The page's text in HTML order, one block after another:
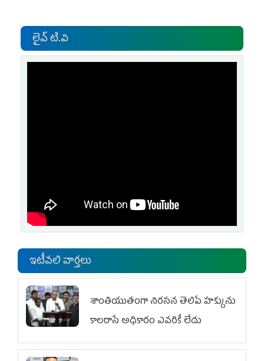
లైవ్ టి.వి
ఇటీవలి వార్తలు
శాంతియుతంగా నిరసన తెలిపే హక్కును
కాలరాసే అధికారం ఎవరికీ లేదు